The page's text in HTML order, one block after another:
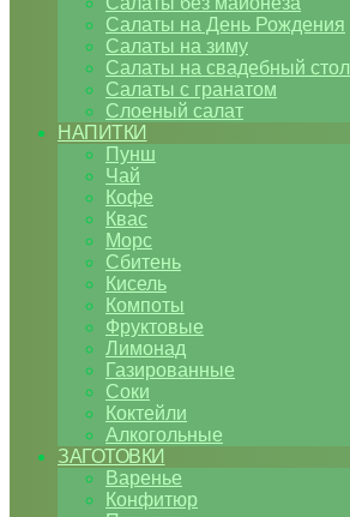
Салаты на День Рождения
Салаты на зиму
Салаты на свадебный стол
Салаты с гранатом
Слоеный салат
НАПИТКИ
Пунш
Чай
Кофе
Квас
Морс
Сбитень
Кисель
Компоты
Фруктовые
Лимонад
Газированные
Соки
Коктейли
Алкогольные
ЗАГОТОВКИ
Варенье
Конфитюр